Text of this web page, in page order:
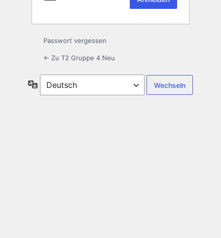
Passwort vergessen
← Zu T2 Gruppe 4 Neu
Sprache